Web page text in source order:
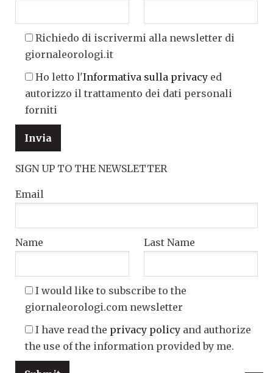
Richiedo di iscrivermi alla newsletter di
giornaleorologi.it
Ho letto l'Informativa sulla privacy ed
autorizzo il trattamento dei dati personali
forniti
SIGN UP TO THE NEWSLETTER
Email
Name Last Name
I would like to subscribe to the
giornaleorologi.com newsletter
I have read the privacy policy and authorize
the use of the information provided by me.